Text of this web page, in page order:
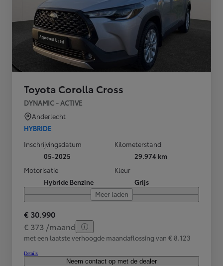
Toyota Corolla Cross
DYNAMIC - ACTIVE
Anderlecht
HYBRIDE
Inschrijvingsdatum
05-2025
Kilometerstand
29.974 km
Motorisatie
Hybride Benzine
Kleur
Grijs
Meer laden
€ 30.990
€ 373 /maand
met een laatste verhoogde maandaflossing van € 8.123
Details
Neem contact op met de dealer